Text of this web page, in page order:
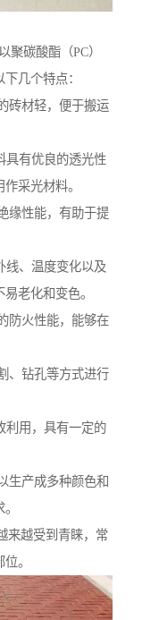
聚碳酸酯（PC）
几个特点：
砖材轻，便于搬运
具有优良的透光性
采光材料。
缘性能，有助于提
、温度变化以及
老化和变色。
防火性能，能够在
、钻孔等方式进行
利用，具有一定的
生产成多种颜色和
来越受到青睐，常
。